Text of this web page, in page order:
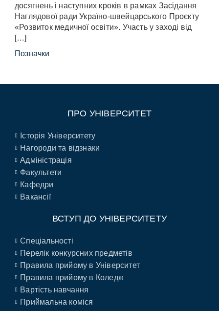
досягнень і наступних кроків в рамках Засідання
Наглядової ради Україно-швейцарського Проєкту
«Розвиток медичної освіти». Участь у заході від
[…]
Позначки
ПРО УНІВЕРСИТЕТ
Історія Університету
Нагороди та відзнаки
Адміністрація
Факультети
Кафедри
Вакансії
ВСТУП ДО УНІВЕРСИТЕТУ
Спеціальності
Перелік конкурсних предметів
Правила прийому в Університет
Правила прийому в Коледж
Вартість навчання
Приймальна коміся